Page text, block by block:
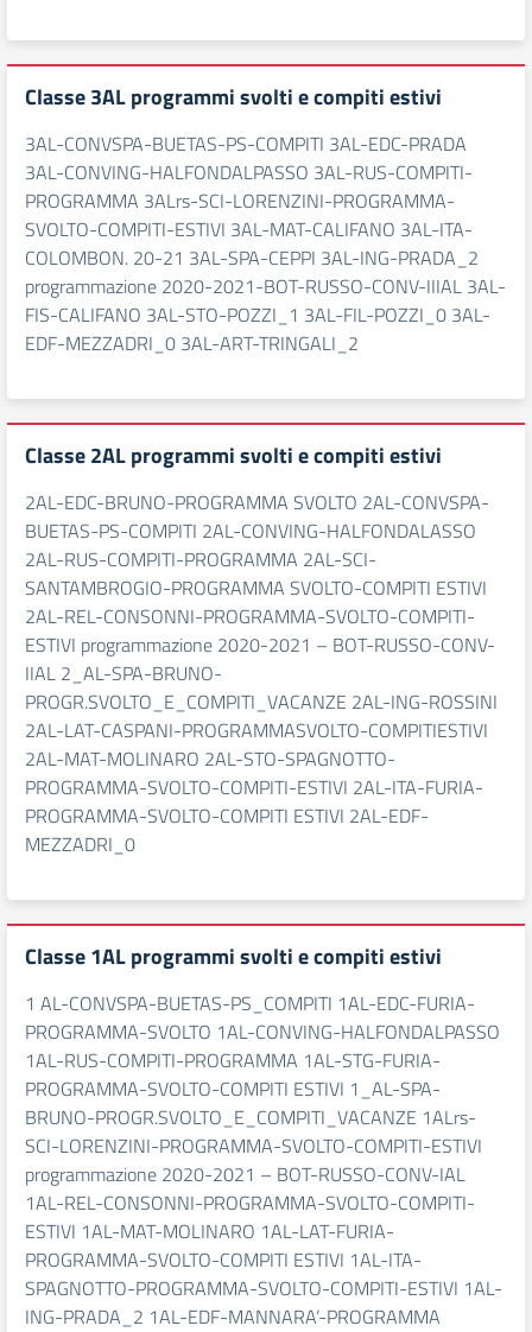
Classe 3AL programmi svolti e compiti estivi
3AL-CONVSPA-BUETAS-PS-COMPITI 3AL-EDC-PRADA
3AL-CONVING-HALFONDALPASSO 3AL-RUS-COMPITI-
PROGRAMMA 3ALrs-SCI-LORENZINI-PROGRAMMA-
SVOLTO-COMPITI-ESTIVI 3AL-MAT-CALIFANO 3AL-ITA-
COLOMBON. 20-21 3AL-SPA-CEPPI 3AL-ING-PRADA_2
programmazione 2020-2021-BOT-RUSSO-CONV-IIIAL 3AL-
FIS-CALIFANO 3AL-STO-POZZI_1 3AL-FIL-POZZI_0 3AL-
EDF-MEZZADRI_0 3AL-ART-TRINGALI_2
Classe 2AL programmi svolti e compiti estivi
2AL-EDC-BRUNO-PROGRAMMA SVOLTO 2AL-CONVSPA-
BUETAS-PS-COMPITI 2AL-CONVING-HALFONDALASSO
2AL-RUS-COMPITI-PROGRAMMA 2AL-SCI-
SANTAMBROGIO-PROGRAMMA SVOLTO-COMPITI ESTIVI
2AL-REL-CONSONNI-PROGRAMMA-SVOLTO-COMPITI-
ESTIVI programmazione 2020-2021 – BOT-RUSSO-CONV-
IIAL 2_AL-SPA-BRUNO-
PROGR.SVOLTO_E_COMPITI_VACANZE 2AL-ING-ROSSINI
2AL-LAT-CASPANI-PROGRAMMASVOLTO-COMPITIESTIVI
2AL-MAT-MOLINARO 2AL-STO-SPAGNOTTO-
PROGRAMMA-SVOLTO-COMPITI-ESTIVI 2AL-ITA-FURIA-
PROGRAMMA-SVOLTO-COMPITI ESTIVI 2AL-EDF-
MEZZADRI_0
Classe 1AL programmi svolti e compiti estivi
1 AL-CONVSPA-BUETAS-PS_COMPITI 1AL-EDC-FURIA-
PROGRAMMA-SVOLTO 1AL-CONVING-HALFONDALPASSO
1AL-RUS-COMPITI-PROGRAMMA 1AL-STG-FURIA-
PROGRAMMA-SVOLTO-COMPITI ESTIVI 1_AL-SPA-
BRUNO-PROGR.SVOLTO_E_COMPITI_VACANZE 1ALrs-
SCI-LORENZINI-PROGRAMMA-SVOLTO-COMPITI-ESTIVI
programmazione 2020-2021 – BOT-RUSSO-CONV-IAL
1AL-REL-CONSONNI-PROGRAMMA-SVOLTO-COMPITI-
ESTIVI 1AL-MAT-MOLINARO 1AL-LAT-FURIA-
PROGRAMMA-SVOLTO-COMPITI ESTIVI 1AL-ITA-
SPAGNOTTO-PROGRAMMA-SVOLTO-COMPITI-ESTIVI 1AL-
ING-PRADA_2 1AL-EDF-MANNARA’-PROGRAMMA